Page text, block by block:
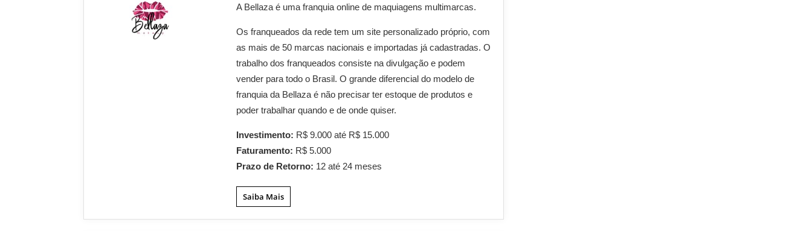
A Bellaza é uma franquia online de maquiagens multimarcas.
Os franqueados da rede tem um site personalizado próprio, com
as mais de 50 marcas nacionais e importadas já cadastradas. O
trabalho dos franqueados consiste na divulgação e podem
vender para todo o Brasil. O grande diferencial do modelo de
franquia da Bellaza é não precisar ter estoque de produtos e
poder trabalhar quando e de onde quiser.
Investimento: R$ 9.000 até R$ 15.000
Faturamento: R$ 5.000
Prazo de Retorno: 12 até 24 meses
Saiba Mais